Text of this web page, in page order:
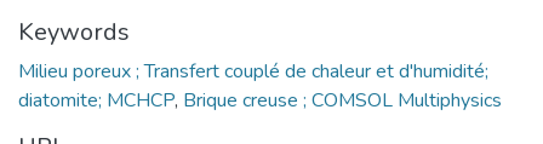
Keywords
Milieu poreux ; Transfert couplé de chaleur et d'humidité;
diatomite; MCHCP, Brique creuse ; COMSOL Multiphysics